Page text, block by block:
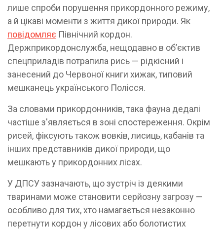
лише спроби порушення прикордонного режиму,
а й цікаві моменти з життя дикої природи. Як
повідомляє Північний кордон.
Держприкордонслужба, нещодавно в об’єктив
спецприладів потрапила рись — рідкісний і
занесений до Червоної книги хижак, типовий
мешканець українського Полісся.
За словами прикордонників, така фауна дедалі
частіше з'являється в зоні спостереження. Окрім
рисей, фіксують також вовків, лисиць, кабанів та
інших представників дикої природи, що
мешкають у прикордонних лісах.
У ДПСУ зазначають, що зустріч із деякими
тваринами може становити серйозну загрозу —
особливо для тих, хто намагається незаконно
перетнути кордон у лісових або болотистих